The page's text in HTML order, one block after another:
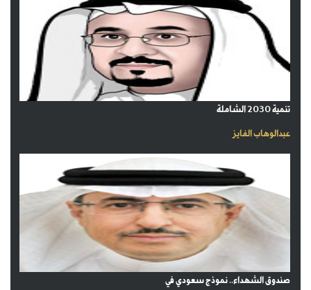
تنمية 2030 الشاملة
عبدالوهاب الفايز
صندوق الشهداء.. نموذج سعودي في